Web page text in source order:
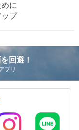
に
プ
回避！
プリ